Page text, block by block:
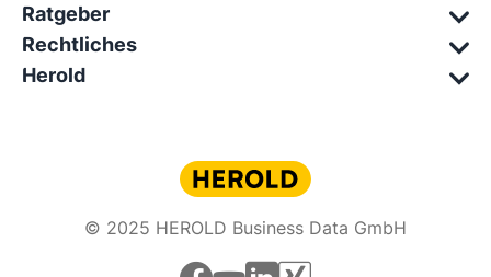
Ratgeber
Rechtliches
Herold
© 2025 HEROLD Business Data GmbH